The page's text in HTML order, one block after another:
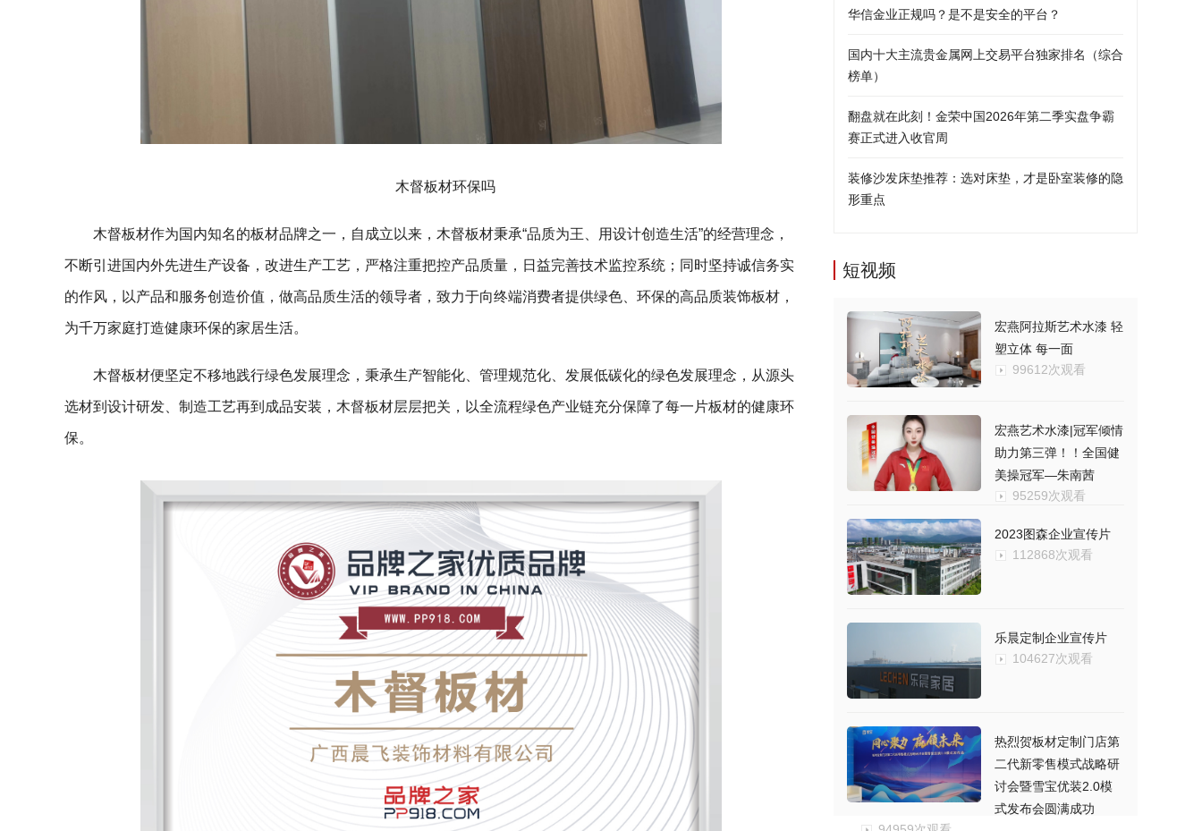
木督板材环保吗
木督板材作为国内知名的板材品牌之一，自成立以来，木督板材秉承“品质为王、用设计创造生活”的经营理念，
不断引进国内外先进生产设备，改进生产工艺，严格注重把控产品质量，日益完善技术监控系统；同时坚持诚信务实
的作风，以产品和服务创造价值，做高品质生活的领导者，致力于向终端消费者提供绿色、环保的高品质装饰板材，
为千万家庭打造健康环保的家居生活。
木督板材便坚定不移地践行绿色发展理念，秉承生产智能化、管理规范化、发展低碳化的绿色发展理念，从源头
选材到设计研发、制造工艺再到成品安装，木督板材层层把关，以全流程绿色产业链充分保障了每一片板材的健康环
保。
华信金业正规吗？是不是安全的平台？
国内十大主流贵金属网上交易平台独家排名（综合
榜单）
翻盘就在此刻！金荣中国2026年第二季实盘争霸
赛正式进入收官周
装修沙发床垫推荐：选对床垫，才是卧室装修的隐
形重点
短视频
宏燕阿拉斯艺术水漆 轻
塑立体 每一面
99612次观看
宏燕艺术水漆|冠军倾情
助力第三弹！！全国健
美操冠军—朱南茜
95259次观看
2023图森企业宣传片
112868次观看
乐晨定制企业宣传片
104627次观看
热烈贺板材定制门店第
二代新零售模式战略研
讨会暨雪宝优装2.0模
式发布会圆满成功